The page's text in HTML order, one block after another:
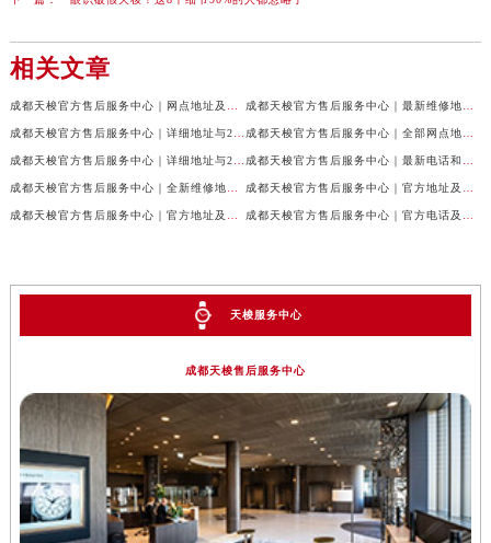
相关文章
天梭服务中心
成都天梭售后服务中心